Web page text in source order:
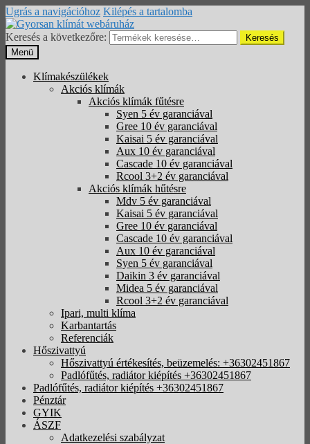
Ugrás a navigációhoz Kilépés a tartalomba
Keresés a következőre:
Keresés
Menü
Klímakészülékek
Akciós klímák
Akciós klímák fűtésre
Syen 5 év garanciával
Gree 10 év garanciával
Kaisai 5 év garanciával
Aux 10 év garanciával
Cascade 10 év garanciával
Rcool 3+2 év garanciával
Akciós klímák hűtésre
Mdv 5 év garanciával
Kaisai 5 év garanciával
Gree 10 év garanciával
Cascade 10 év garanciával
Aux 10 év garanciával
Syen 5 év garanciával
Daikin 3 év garanciával
Midea 5 év garanciával
Rcool 3+2 év garanciával
Ipari, multi klíma
Karbantartás
Referenciák
Hőszivattyú
Hőszivattyú értékesítés, beüzemelés: +36302451867
Padlófűtés, radiátor kiépítés +36302451867
Padlófűtés, radiátor kiépítés +36302451867
Pénztár
GYIK
ÁSZF
Adatkezelési szabályzat